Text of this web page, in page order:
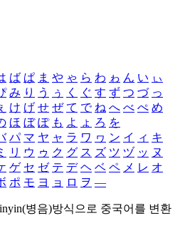
ば ぱ ま や ゃ ら わ ゎ ん い ぃ
み り う ぅ く ぐ す ず つ づ っ
け げ せ ぜ て で ね へ べ ぺ め
ほ ぼ ぽ も よ ょ ろ を
パ マ ヤ ャ ラ ワ ヮ ン イ ィ キ
リ ウ ゥ ク グ ス ズ ツ ヅ ッ ヌ
ゲ セ ゼ テ デ ヘ ベ ペ メ レ オ
ポ モ ヨ ョ ロ ヲ ―
병음)방식으로 중국어를 변환